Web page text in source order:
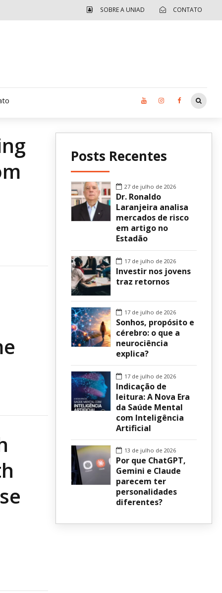
SOBRE A UNIAD CONTATO
Independência Jovem – FOLIA
Revista UNIAD
Posts Recentes
27 de julho de 2026
Dr. Ronaldo
Laranjeira analisa
mercados de risco
em artigo no
Estadão
17 de julho de 2026
Investir nos jovens
traz retornos
17 de julho de 2026
Sonhos, propósito e
cérebro: o que a
neurociência
explica?
17 de julho de 2026
Indicação de
leitura: A Nova Era
da Saúde Mental
com Inteligência
Artificial
13 de julho de 2026
Por que ChatGPT,
Gemini e Claude
parecem ter
personalidades
diferentes?